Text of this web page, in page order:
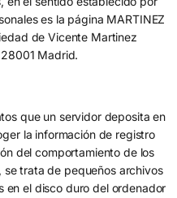
es la página MARTINEZ
de Vicente Martinez
Madrid.
que un servidor deposita en
la información de registro
del comportamiento de los
se trata de pequeños archivos
en el disco duro del ordenador